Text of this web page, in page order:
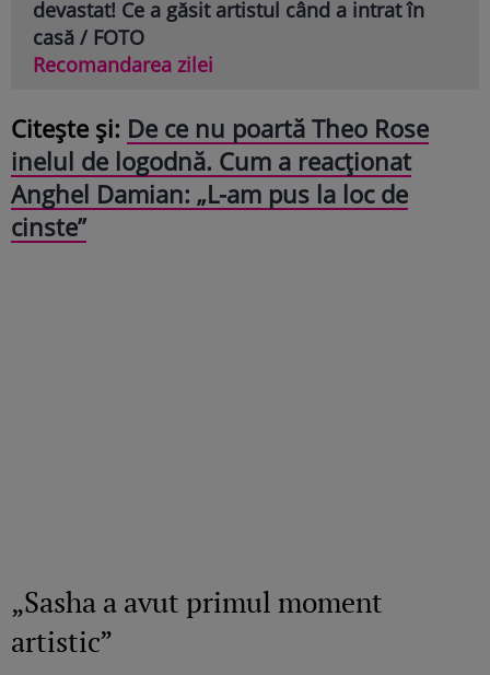
devastat! Ce a găsit artistul când a intrat în
casă / FOTO
Recomandarea zilei
Citește și: De ce nu poartă Theo Rose
inelul de logodnă. Cum a reacționat
Anghel Damian: „L-am pus la loc de
cinste”
„Sasha a avut primul moment
artistic”